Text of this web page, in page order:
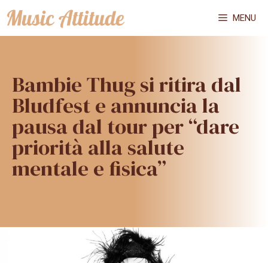
Vai
al
MENU
Bambie Thug si ritira dal
Bludfest e annuncia la
pausa dal tour per “dare
priorità alla salute
mentale e fisica”